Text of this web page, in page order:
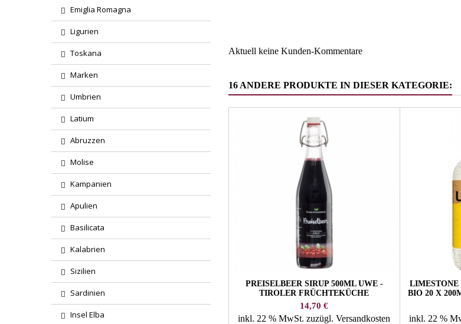
Emiglia Romagna
Ligurien
Toskana
Marken
Umbrien
Latium
Abruzzen
Molise
Kampanien
Apulien
Basilicata
Kalabrien
Sizilien
Sardinien
Insel Elba
Aktuell keine Kunden-Kommentare
16 ANDERE PRODUKTE IN DIESER KATEGORIE:
PREISELBEER SIRUP 500ML UWE -
TIROLER FRÜCHTEKÜCHE
Preis
14,70 €
inkl. 22 % MwSt.zuzügl. Versandkosten
LIMESTONE
BIO 20 X
inkl. 22 %